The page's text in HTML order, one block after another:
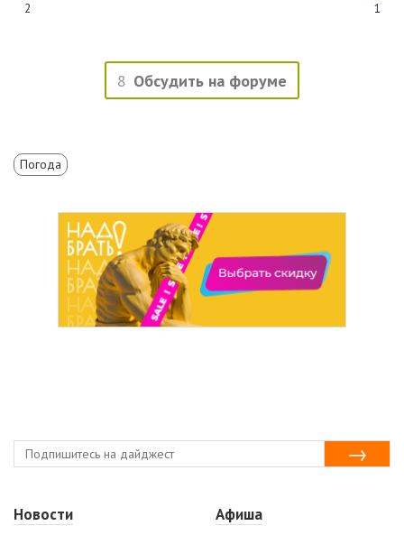
2 1
8 Обсудить на форуме
Погода
Новости
Афиша